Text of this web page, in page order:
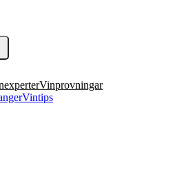
Vinprovningar
Vintips